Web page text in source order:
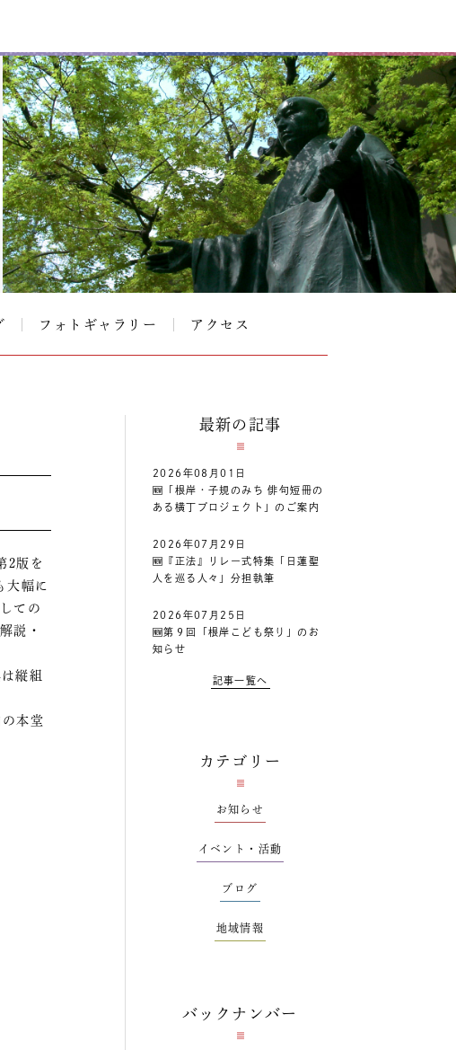
フォトギャラリー アクセス
2版を
大幅に
ての
説・
縦組
本堂
最新の記事
2026年08月01日
🆕「根岸・子規のみち 俳句短冊の
ある横丁プロジェクト」のご案内
2026年07月29日
🆕『正法』リレー式特集「日蓮聖
人を巡る人々」分担執筆
2026年07月25日
🆕第９回「根岸こども祭り」のお
知らせ
記事一覧へ
カテゴリー
お知らせ
イベント・活動
ブログ
地域情報
バックナンバー